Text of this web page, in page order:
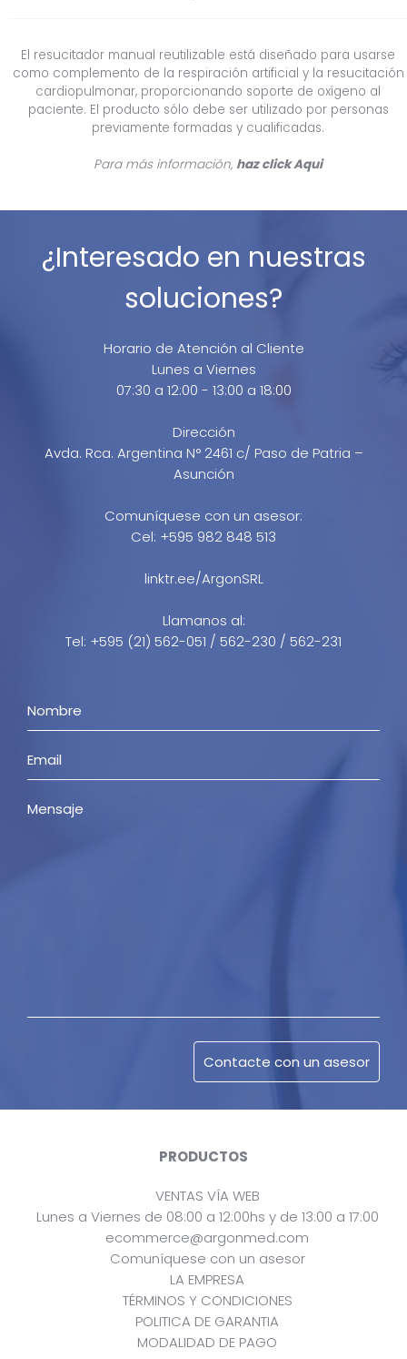
El resucitador manual reutilizable está diseñado para usarse
como complemento de la respiración artificial y la resucitación
cardiopulmonar, proporcionando soporte de oxígeno al
paciente. El producto sólo debe ser utilizado por personas
previamente formadas y cualificadas.
Para más información, haz clickAqui
¿Interesado en nuestras
soluciones?
Horario de Atención al Cliente
Lunes a Viernes
07:30 a 12:00 - 13:00 a 18:00
Dirección
Avda. Rca. Argentina N° 2461 c/ Paso de Patria –
Asunción
Comuníquese con un asesor:
Cel: +595 982 848 513
linktr.ee/ArgonSRL
Llamanos al:
Tel: +595 (21) 562-051 / 562-230 / 562-231
PRODUCTOS
VENTAS VÍA WEB
Lunes a Viernes de 08:00 a 12:00hs y de 13:00 a 17:00
ecommerce@argonmed.com
Comuníquese con un asesor
LA EMPRESA
TÉRMINOS Y CONDICIONES
POLITICA DE GARANTIA
MODALIDAD DE PAGO